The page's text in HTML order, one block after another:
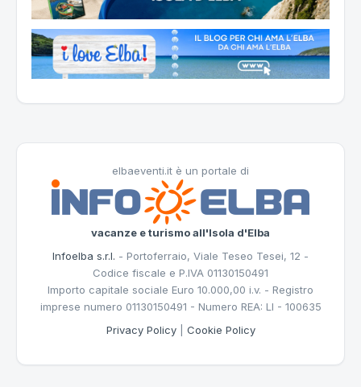
elbaeventi.it è un portale di
vacanze e turismo all'Isola d'Elba
Infoelba s.r.l. - Portoferraio, Viale Teseo Tesei, 12 -
Codice fiscale e P.IVA 01130150491
Importo capitale sociale Euro 10.000,00 i.v. - Registro
imprese numero 01130150491 - Numero REA: LI - 100635
Privacy Policy| Cookie Policy